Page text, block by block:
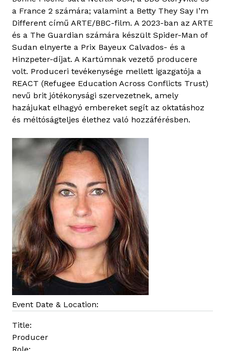
m
a
l
k
a
p
c
s
o
l
a
t
o
s
a
n
a France 2 számára; valamint a Betty They Say I’m
Different című ARTE/BBC-film. A 2023-ban az ARTE
és a The Guardian számára készült Spider-Man of
Sudan elnyerte a Prix Bayeux Calvados- és a
Hinzpeter-díjat. A Kartúmnak vezető producere
volt. Produceri tevékenysége mellett igazgatója a
REACT (Refugee Education Across Conflicts Trust)
nevű brit jótékonysági szervezetnek, amely
hazájukat elhagyó embereket segít az oktatáshoz
és méltóságteljes élethez való hozzáférésben.
Event Date & Location:
Title:
Producer